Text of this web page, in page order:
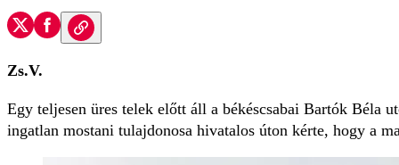
Zs.V.
Egy teljesen üres telek előtt áll a békéscsabai Bartók Béla
ingatlan mostani tulajdonosa hivatalos úton kérte, hogy a